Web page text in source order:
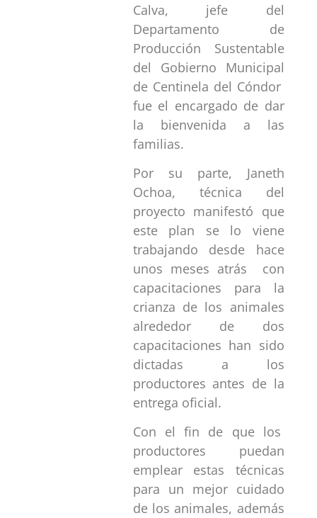
Calva, jefe del
Departamento de
Producción Sustentable
del Gobierno Municipal
de Centinela del Cóndor
fue el encargado de dar
la bienvenida a las
familias.
Por su parte, Janeth
Ochoa, técnica del
proyecto manifestó que
este plan se lo viene
trabajando desde hace
unos meses atrás con
capacitaciones para la
crianza de los animales
alrededor de dos
capacitaciones han sido
dictadas a los
productores antes de la
entrega oficial.
Con el fin de que los
productores puedan
emplear estas técnicas
para un mejor cuidado
de los animales, además